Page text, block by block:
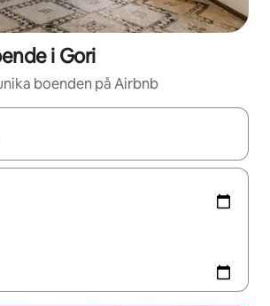
i Gori
boenden på Airbnb
tillgängliga kan du navigera med upp- och